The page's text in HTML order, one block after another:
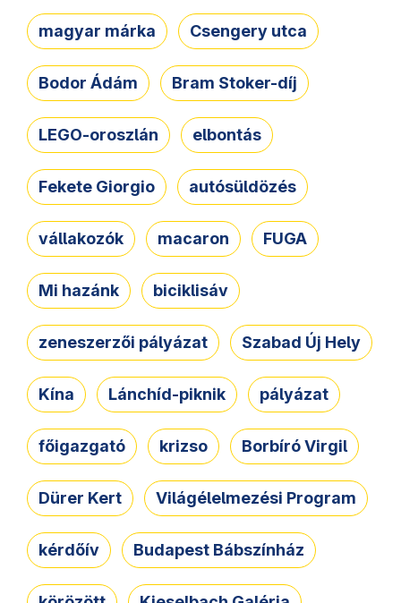
magyar márka Csengery utca
Bodor Ádám Bram Stoker-díj
LEGO-oroszlán elbontás
Fekete Giorgio autósüldözés
vállakozók macaron FUGA
Mi hazánk biciklisáv
zeneszerzői pályázat Szabad Új Hely
Kína Lánchíd-piknik pályázat
főigazgató krizso Borbíró Virgil
Dürer Kert Világélelmezési Program
kérdőív Budapest Bábszínház